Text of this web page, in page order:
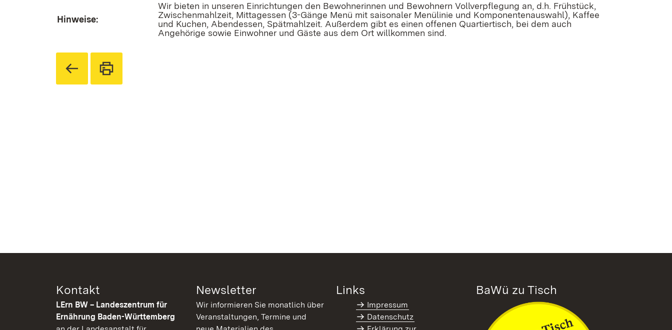
Hinweise:
Wir bieten in unseren Einrichtungen den Bewohnerinnen und Bewohnern Vollverpflegung an, d.h. Frühstück,
Zwischenmahlzeit, Mittagessen (3-Gänge Menü mit saisonaler Menülinie und Komponentenauswahl), Kaffee
und Kuchen, Abendessen, Spätmahlzeit. Außerdem gibt es einen offenen Quartiertisch, bei dem auch
Angehörige sowie Einwohner und Gäste aus dem Ort willkommen sind.
Kontakt
LErn BW – Landeszentrum für
Ernährung Baden-Württemberg
Newsletter
Wir informieren Sie monatlich über
Veranstaltungen, Termine und
Links
Impressum
Datenschutz
BaWü zu Tisch